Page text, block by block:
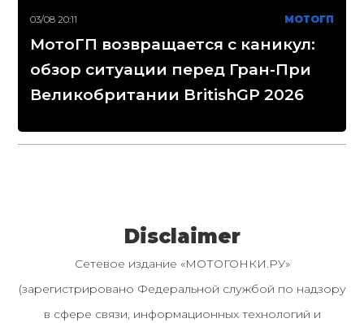
03/08 20:11 МОТОГП
МотоГП возвращается с каникул:
обзор ситуации перед Гран-При
Великобритании BritishGP 2026
Disclaimer
Сетевое издание «МОТОГОНКИ.РУ»
(зарегистрировано Федеральной службой по надзору
в сфере связи, информационных технологий и